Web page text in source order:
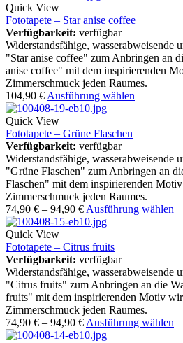
Quick View
Fototapete – Star anise coffee
Verfügbarkeit: verfügbar
Widerstandsfähige, wasserabweisende
"Star anise coffee" zum Anbringen an
anise coffee" mit dem inspirierenden
Zimmerschmuck jeden Raumes.
104,90 € Ausführung wählen
Quick View
Fototapete – Grüne Flaschen
Verfügbarkeit: verfügbar
Widerstandsfähige, wasserabweisende
"Grüne Flaschen" zum Anbringen an
Flaschen" mit dem inspirierenden
Zimmerschmuck jeden Raumes.
74,90 € – 94,90 € Ausführung wählen
Quick View
Fototapete – Citrus fruits
Verfügbarkeit: verfügbar
Widerstandsfähige, wasserabweisende
"Citrus fruits" zum Anbringen an die
fruits" mit dem inspirierenden Motiv
Zimmerschmuck jeden Raumes.
74,90 € – 94,90 € Ausführung wählen